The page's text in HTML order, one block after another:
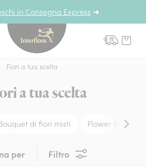
in Consegna Express ➜
Interflora - fiori a
a domicilio
Fiori a tua scelta
a tua scelta
di fiori misti Flower Box
per Filtro